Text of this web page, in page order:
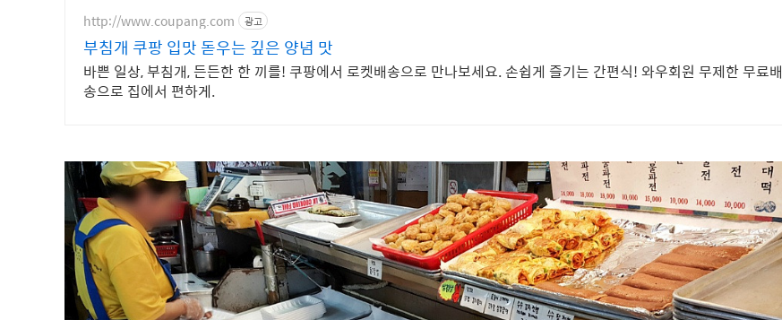
http://www.coupang.com 광고
부침개 쿠팡 입맛 돋우는 깊은 양념 맛
바쁜 일상, 부침개, 든든한 한 끼를! 쿠팡에서 로켓배송으로 만나보세요. 손쉽게 즐기는 간편식! 와우회원 무제한 무료배
송으로 집에서 편하게.